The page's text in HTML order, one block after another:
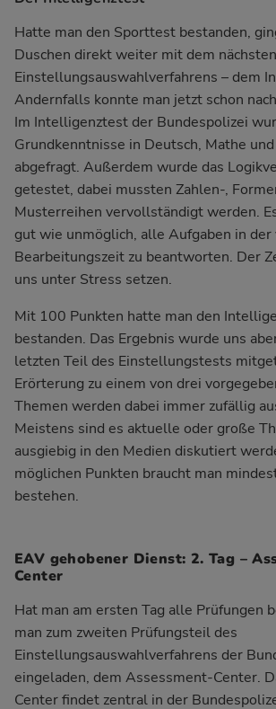
Hatte man den Sporttest bestanden,
Duschen direkt weiter mit dem
Einstellungsauswahlverfahrens – dem
Andernfalls konnte man jetzt schon
Im Intelligenztest der Bundespolizei
Grundkenntnisse in Deutsch, Mathe
abgefragt. Außerdem wurde das
getestet, dabei mussten Zahlen-,
Musterreihen vervollständigt werden.
gut wie unmöglich, alle Aufgaben in der
Bearbeitungszeit zu beantworten. Der
uns unter Stress setzen.
Mit 100 Punkten hatte man den
bestanden. Das Ergebnis wurde uns
letzten Teil des Einstellungstests
Erörterung zu einem von drei
Themen werden dabei immer zufällig
Meistens sind es aktuelle oder große
ausgiebig in den Medien diskutiert
möglichen Punkten braucht man
bestehen.
EAV gehobener Dienst: 2. Tag –
Center
Hat man am ersten Tag alle Prüfungen
man zum zweiten Prüfungsteil des
Einstellungsauswahlverfahrens der
eingeladen, dem Assessment-Center.
Center findet zentral in der